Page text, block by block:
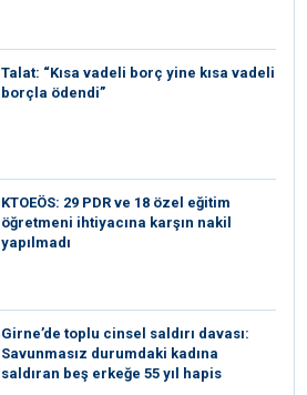
Talat: “Kısa vadeli borç yine kısa vadeli
borçla ödendi”
KTOEÖS: 29 PDR ve 18 özel eğitim
öğretmeni ihtiyacına karşın nakil
yapılmadı
Girne’de toplu cinsel saldırı davası:
Savunmasız durumdaki kadına
saldıran beş erkeğe 55 yıl hapis